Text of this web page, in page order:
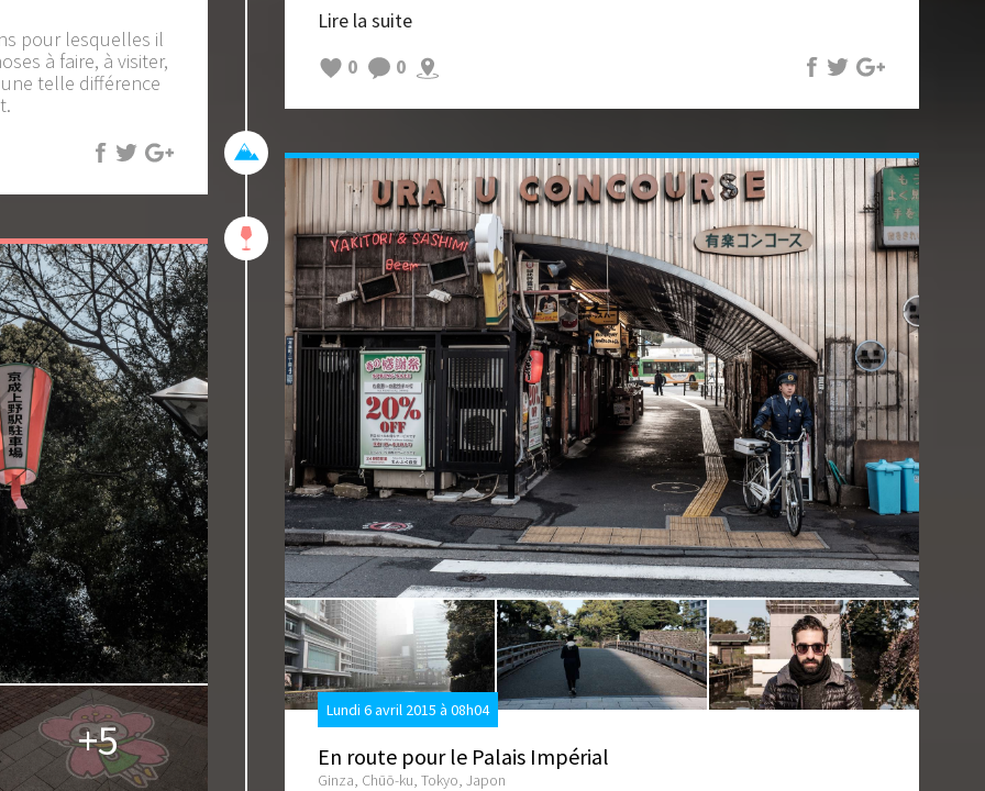
pour lesquelles il
à faire, à visiter,
telle différence
queue dans les restaurants bondés qu'on voit dans les guides.
Même quand il n'y a pas la queue, le poisson est tout aussi frais et
bon ;)
Lire la suite
0
0
Lundi 6 avril 2015 à 08h04
En route pour le Palais Impérial
Ginza, Chūō-ku, Tokyo, Japon
+5